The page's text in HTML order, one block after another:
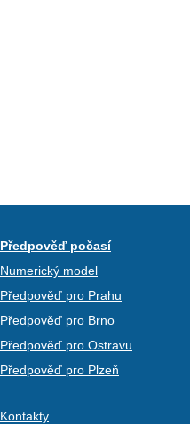
Předpověď počasí
Numerický model
Předpověď pro Prahu
Předpověď pro Brno
Předpověď pro Ostravu
Předpověď pro Plzeň
Kontakty